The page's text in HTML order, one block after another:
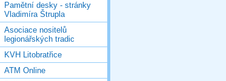
Pamětní desky - stránky
Vladimíra Štrupla
Asociace nositelů
legionářských tradic
KVH Litobratřice
ATM Online